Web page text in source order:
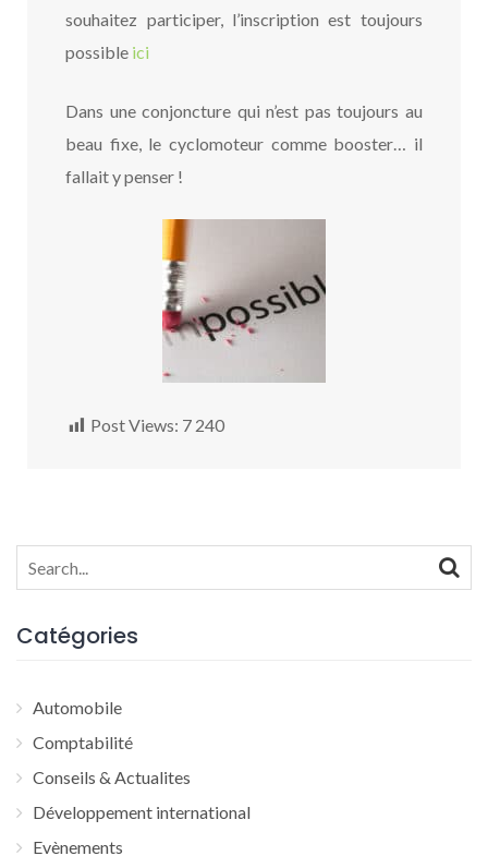
souhaitez participer, l’inscription est toujours
possible ici
Dans une conjoncture qui n’est pas toujours au
beau fixe, le cyclomoteur comme booster… il
fallait y penser !
Post Views: 7 240
Search
for:
Catégories
Automobile
Comptabilité
Conseils & Actualites
Développement international
Evènements